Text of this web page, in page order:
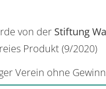
von der Stiftung
Produkt (9/2020)
Verein ohne